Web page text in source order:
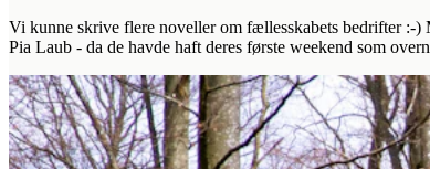
Vi kunne skrive flere noveller om fællesskabets bedrifter :-)
Pia Laub - da de havde haft deres første weekend som